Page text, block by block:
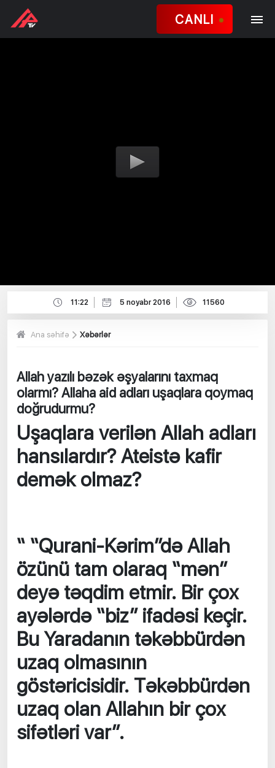
CANLI
11:22 5 noyabr 2016 11560
Ana səhifə Xəbərlər
Allah yazılı bəzək əşyalarını taxmaq
olarmı? Allaha aid adları uşaqlara qoymaq
doğrudurmu?
Uşaqlara verilən Allah adları
hansılardır? Ateistə kafir
demək olmaz?
“ “Qurani-Kərim”də Allah
özünü tam olaraq “mən”
deyə təqdim etmir. Bir çox
ayələrdə “biz” ifadəsi keçir.
Bu Yaradanın təkəbbürdən
uzaq olmasının
göstəricisidir. Təkəbbürdən
uzaq olan Allahın bir çox
sifətləri var”.